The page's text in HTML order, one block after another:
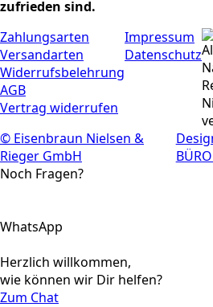
zufrieden sind.
Zahlungsarten
Versandarten
Widerrufsbelehrung
AGB
Vertrag widerrufen
Impressum
Datenschutz
© Eisenbraun Nielsen &
Rieger GmbH
Noch Fragen?
WhatsApp
Herzlich willkommen,
wie können wir Dir helfen?
Zum Chat